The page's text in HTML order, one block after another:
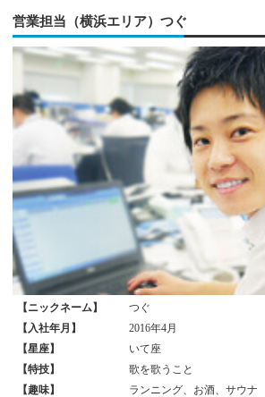
営業担当（横浜エリア）つぐ
【ニックネーム】
つぐ
【入社年月】
2016年4月
【星座】
いて座
【特技】
歌を歌うこと
【趣味】
ランニング、お酒、サウナ